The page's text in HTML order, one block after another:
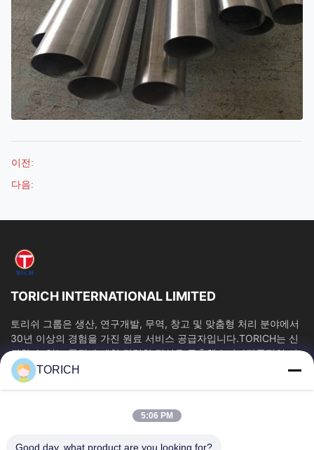
이전:
다음:
TORICH INTERNATIONAL LIMITED
토리쉬 그룹은 생산, 연구개발, 무역, 창고 및 맞춤형 처리 분야에서
30년 이상의 경험을 가진 원료 서비스 공급자입니다.TORICH는 신
뢰할 수 있는 품질에 대한 강력한 명성을 구축했습니다전문적인 서
비스와 효율적인 공급 1만 평방 미터 이상의 생산 시설, 연간...
빠른 링크
제품 소개
TORICH
5:06 PM
Good day, what product are you looking for?